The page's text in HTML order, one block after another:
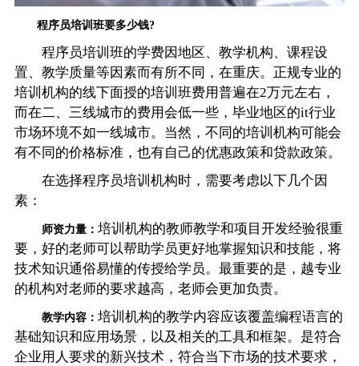
程序员培训班要多少钱?
程序员培训班的学费因地区、教学机构、课程设
置、教学质量等因素而有所不同，在重庆。正规专业的
培训机构的线下面授的培训班费用普遍在2万元左右，
而在二、三线城市的费用会低一些，毕业地区的it行业
市场环境不如一线城市。当然，不同的培训机构可能会
有不同的价格标准，也有自己的优惠政策和贷款政策。
在选择程序员培训机构时，需要考虑以下几个因
素：
师资力量：培训机构的教师教学和项目开发经验很重
要，好的老师可以帮助学员更好地掌握知识和技能，将
技术知识通俗易懂的传授给学员。最重要的是，越专业
的机构对老师的要求越高，老师会更加负责。
教学内容：培训机构的教学内容应该覆盖编程语言的
基础知识和应用场景，以及相关的工具和框架。是符合
企业用人要求的新兴技术，符合当下市场的技术要求，